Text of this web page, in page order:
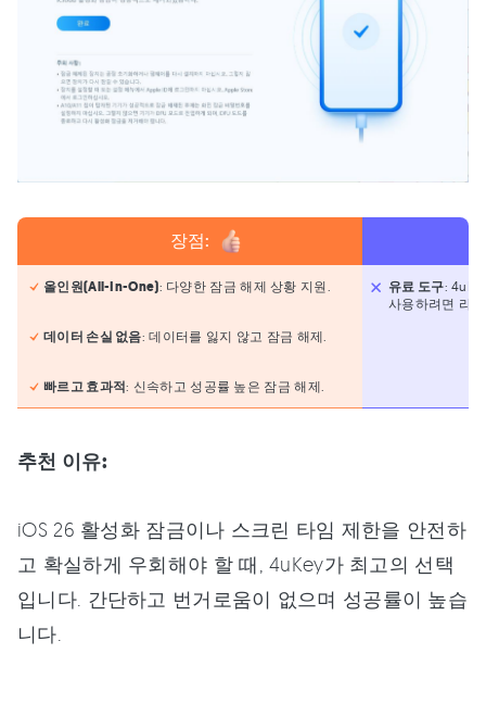
장점:
올인원(All-In-One): 다양한 잠금 해제 상황 지원.
데이터 손실 없음: 데이터를 잃지 않고 잠금 해제.
빠르고 효과적: 신속하고 성공률 높은 잠금 해제.
유료 도구:
사용하려면 라
추천 이유:
iOS 26 활성화 잠금이나 스크린 타임 제한을 안전하
고 확실하게 우회해야 할 때, 4uKey가 최고의 선택
입니다. 간단하고 번거로움이 없으며 성공률이 높습
니다.